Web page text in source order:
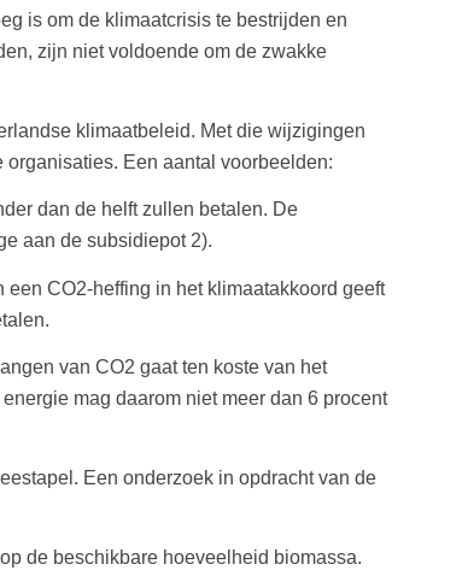
is om de klimaatcrisis te bestrijden en
zijn niet voldoende om de zwakke
klimaatbeleid. Met die wijzigingen
Een aantal voorbeelden:
dan de helft zullen betalen. De
aan de subsidiepot 2).
CO2-heffing in het klimaatakkoord geeft
van CO2 gaat ten koste van het
mag daarom niet meer dan 6 procent
Een onderzoek in opdracht van de
de beschikbare hoeveelheid biomassa.